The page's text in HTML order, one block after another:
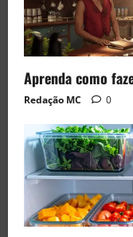
Aprenda como
Redação MC 0